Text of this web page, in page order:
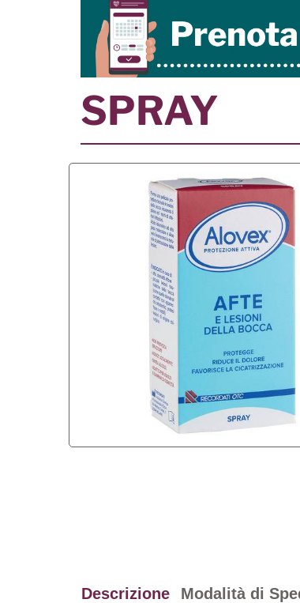
SPRAY
Descrizione Modalità di